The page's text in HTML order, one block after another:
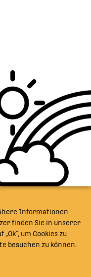
Informationen
finden Sie in unserer
um Cookies zu
besuchen zu können.